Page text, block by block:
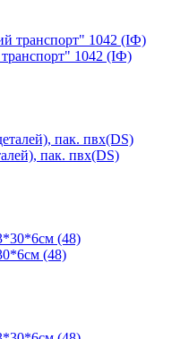
1042 (ІФ)
пак. пвх(DS)
(48)